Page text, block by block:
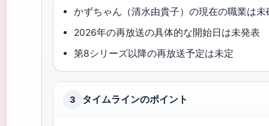
かずちゃん（清水由貴子）の現在の職業は未
2026年の再放送の具体的な開始日は未発表
第8シリーズ以降の再放送予定は未定
3 タイムラインのポイント